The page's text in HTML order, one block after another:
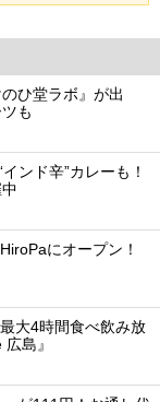
ひ堂ラボ』が出
も
ンド辛”カレーも！
にオープン！
大4時間食べ飲み放
島』